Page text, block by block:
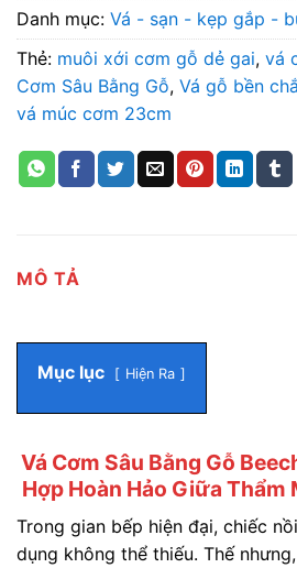
Danh mục: Vá - sạn - kẹp gắp -
Thẻ: muôi xới cơm gỗ dẻ gai, vá
Cơm Sâu Bằng Gỗ, Vá gỗ bền
vá múc cơm 23cm
MÔ TẢ
Mục lục Hiện Ra
Vá Cơm Sâu Bằng Gỗ
Hợp Hoàn Hảo Giữa Thẩm
Trong gian bếp hiện đại, chiếc
dụng không thể thiếu. Thế